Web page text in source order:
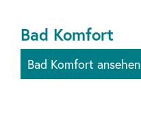
Bad Komfort
Bad Komfort ansehen